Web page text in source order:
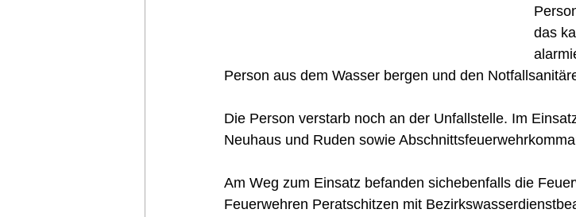
das
Person aus dem Wasser bergen und den
Die Person verstarb noch an der Unfallstelle. Im
Neuhaus und Ruden sowie
Am Weg zum Einsatz befanden sichebenfalls die
Feuerwehren Peratschitzen mit